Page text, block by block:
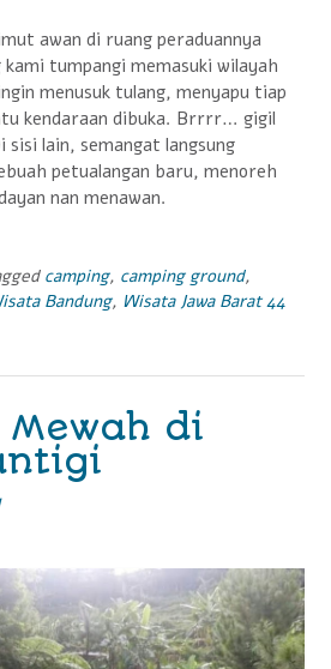
awan di ruang peraduannya
tumpangi memasuki wilayah
menusuk tulang, menyapu tiap
kendaraan dibuka. Brrrr… gigil
sisi lain, semangat langsung
petualangan baru, menoreh
nan menawan.
camping, camping ground,
Bandung, Wisata Jawa Barat 44
Mewah di